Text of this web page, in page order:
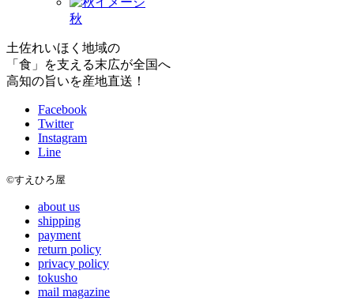
秋
土佐れいほく地域の
「食」を支える末広が全国へ
高知の旨いを産地直送！
Facebook
Twitter
Instagram
Line
©すえひろ屋
about us
shipping
payment
return policy
privacy policy
tokusho
mail magazine